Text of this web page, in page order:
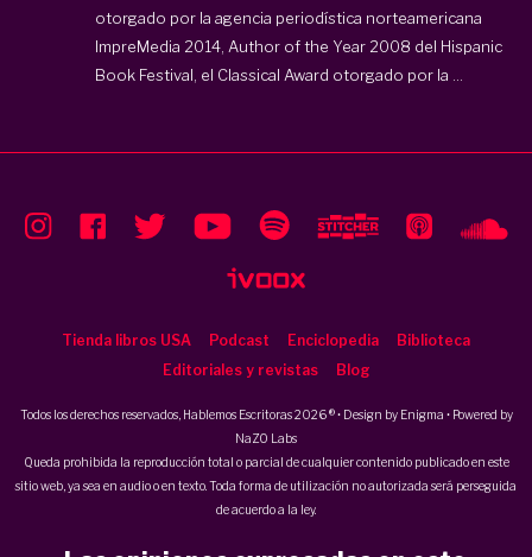
otorgado por la agencia periodística norteamericana
ImpreMedia 2014, Author of the Year 2008 del Hispanic
Book Festival, el Classical Award otorgado por la ...
Tienda libros USA Podcast Enciclopedia
Biblioteca
Editoriales y revistas
Blog
Todos los derechos reservados, Hablemos Escritoras 2026 ® • Design by Enigma • Powered by
NaZO Labs
Queda prohibida la reproducción total o parcial de cualquier contenido publicado en este
sitio web, ya sea en audio o en texto. Toda forma de utilización no autorizada será perseguida
de acuerdo a la ley.